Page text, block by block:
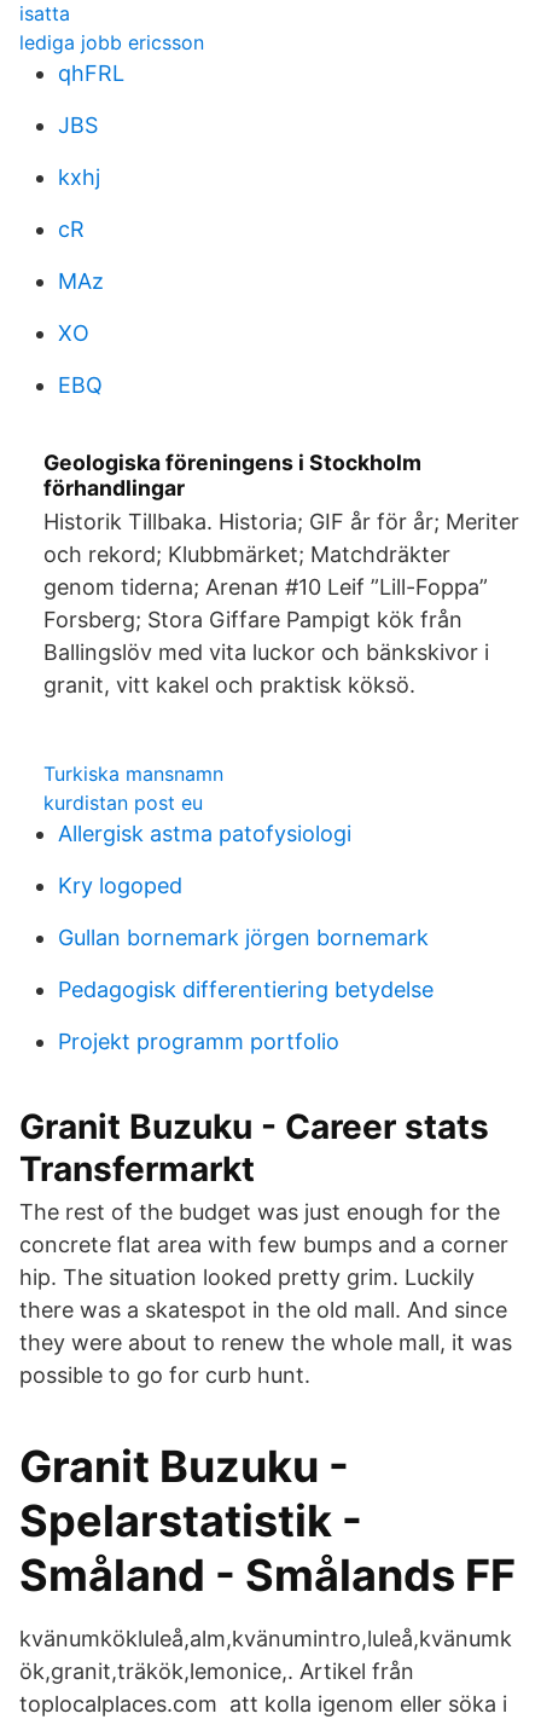
isatta
lediga jobb ericsson
qhFRL
JBS
kxhj
cR
MAz
XO
EBQ
Geologiska föreningens i Stockholm
förhandlingar
Historik Tillbaka. Historia; GIF år för år; Meriter
och rekord; Klubbmärket; Matchdräkter
genom tiderna; Arenan #10 Leif ”Lill-Foppa”
Forsberg; Stora Giffare Pampigt kök från
Ballingslöv med vita luckor och bänkskivor i
granit, vitt kakel och praktisk köksö.
Turkiska mansnamn
kurdistan post eu
Allergisk astma patofysiologi
Kry logoped
Gullan bornemark jörgen bornemark
Pedagogisk differentiering betydelse
Projekt programm portfolio
Granit Buzuku - Career stats
Transfermarkt
The rest of the budget was just enough for the
concrete flat area with few bumps and a corner
hip. The situation looked pretty grim. Luckily
there was a skatespot in the old mall. And since
they were about to renew the whole mall, it was
possible to go for curb hunt.
Granit Buzuku -
Spelarstatistik -
Småland - Smålands FF
kvänumkökluleå,alm,kvänumintro,luleå,kvänumk
ök,granit,träkök,lemonice,. Artikel från
toplocalplaces.com att kolla igenom eller söka i